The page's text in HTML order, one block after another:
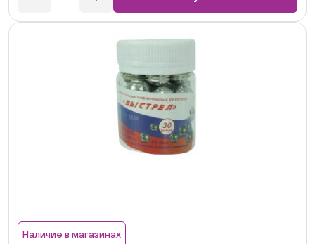
Наличие в магазинах